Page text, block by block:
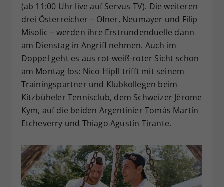
(ab 11:00 Uhr live auf Servus TV). Die weiteren
drei Österreicher – Ofner, Neumayer und Filip
Misolic – werden ihre Erstrundenduelle dann
am Dienstag in Angriff nehmen. Auch im
Doppel geht es aus rot-weiß-roter Sicht schon
am Montag los: Nico Hipfl trifft mit seinem
Trainingspartner und Klubkollegen beim
Kitzbüheler Tennisclub, dem Schweizer Jérome
Kym, auf die beiden Argentinier Tomás Martín
Etcheverry und Thiago Agustín Tirante.